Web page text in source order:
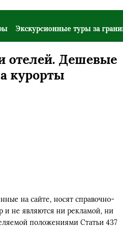
Экскурсионные туры за
отелей. Дешевые
курорты
на сайте, носят справочно-
и не являются ни рекламой, ни
положениями Статьи 437